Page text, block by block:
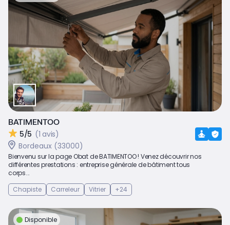
BATIMENTOO
5/5 (1 avis)
Bordeaux (33000)
Bienvenu sur la page Obat de BATIMENTOO ! Venez découvrir nos
différentes prestations : entreprise générale de bâtiment tous
corps...
Chapiste
Carreleur Vitrier +24
Disponible